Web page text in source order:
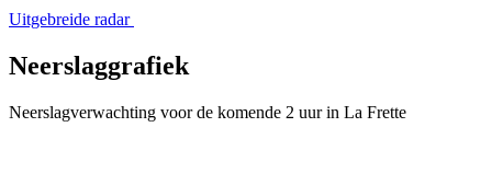
Uitgebreide radar
Neerslaggrafiek
Neerslagverwachting voor de komende 2 uur in La Frette